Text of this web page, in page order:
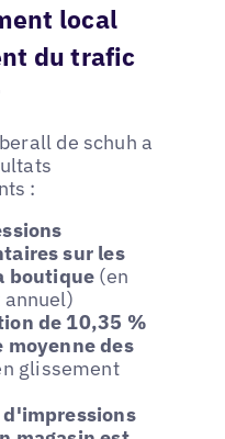
local
du trafic
de schuh a
:
sur les
boutique (en
de 10,35 %
moyenne des
glissement
d'impressions